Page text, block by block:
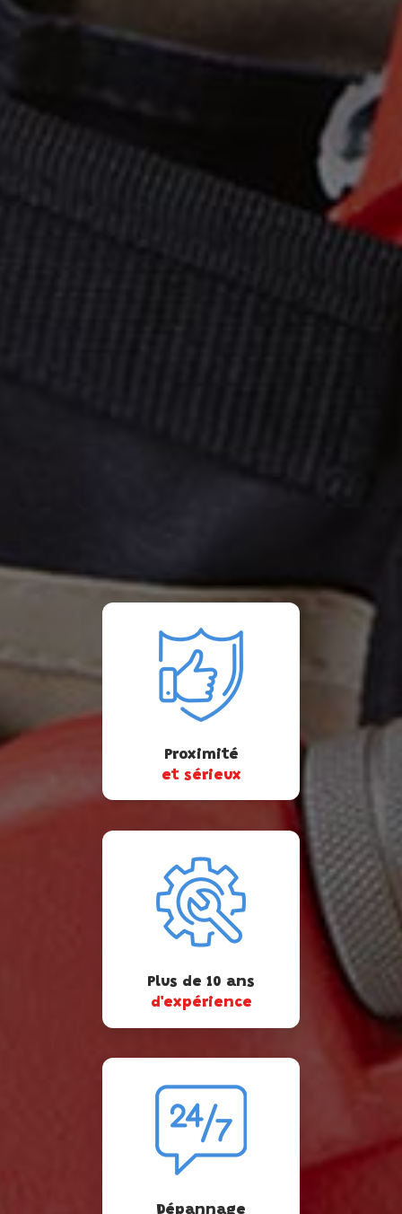
Proximité
et sérieux
Plus de 10 ans
d'expérience
Dépannage